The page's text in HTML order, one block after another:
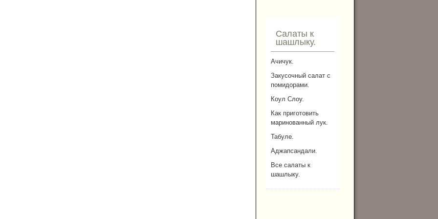
Салаты к
шашлыку.
Ачичук.
Закусочный салат с
помидорами.
Коул Слоу.
Как приготовить
маринованный лук.
Табуле.
Аджапсандали.
Все салаты к
шашлыку.